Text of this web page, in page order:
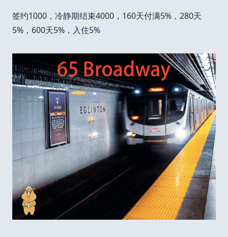
签约1000，冷静期结束4000，160天付满5%，280天
5%，600天5%，入住5%